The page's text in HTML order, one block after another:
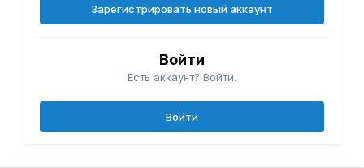
Зарегистрировать новый аккаунт
Войти
Есть аккаунт? Войти.
Войти